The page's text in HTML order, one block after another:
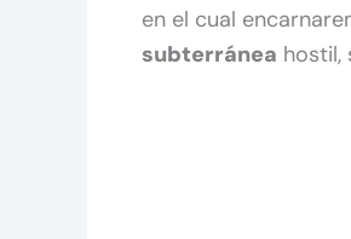
en el cual
subterránea hostil,